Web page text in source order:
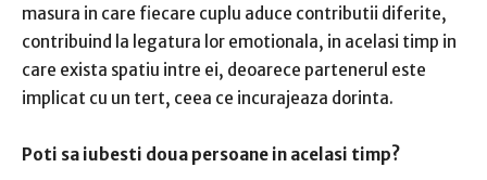
masura in care fiecare cuplu aduce contributii diferite,
contribuind la legatura lor emotionala, in acelasi timp in
care exista spatiu intre ei, deoarece partenerul este
implicat cu un tert, ceea ce incurajeaza dorinta.
Poti sa iubesti doua persoane in acelasi timp?